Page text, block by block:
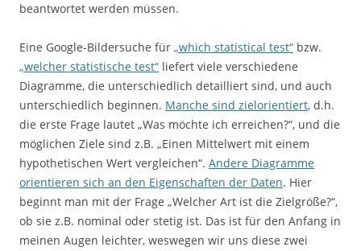
beantwortet werden müssen.
Eine Google-Bildersuche für „which statistical test“ bzw.
„welcher statistische test“ liefert viele verschiedene
Diagramme, die unterschiedlich detailliert sind, und auch
unterschiedlich beginnen. Manche sind zielorientiert, d.h.
die erste Frage lautet „Was möchte ich erreichen?“, und die
möglichen Ziele sind z.B. „Einen Mittelwert mit einem
hypothetischen Wert vergleichen“. Andere Diagramme
orientieren sich an den Eigenschaften der Daten. Hier
beginnt man mit der Frage „Welcher Art ist die Zielgröße?“,
ob sie z.B. nominal oder stetig ist. Das ist für den Anfang in
meinen Augen leichter, weswegen wir uns diese zwei